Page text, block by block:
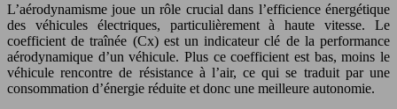
L’aérodynamisme joue un rôle crucial dans l’efficience énergétique
des véhicules électriques, particulièrement à haute vitesse. Le
coefficient de traînée (Cx) est un indicateur clé de la performance
aérodynamique d’un véhicule. Plus ce coefficient est bas, moins le
véhicule rencontre de résistance à l’air, ce qui se traduit par une
consommation d’énergie réduite et donc une meilleure autonomie.